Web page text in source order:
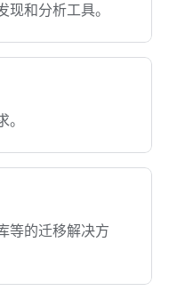
和分析工具。
等的迁移解决方